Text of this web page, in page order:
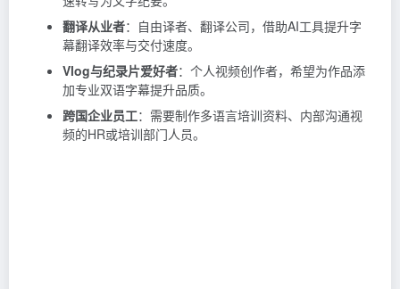
翻译从业者：自由译者、翻译公司，借助AI工具提升字
幕翻译效率与交付速度。
Vlog与纪录片爱好者：个人视频创作者，希望为作品添
加专业双语字幕提升品质。
跨国企业员工：需要制作多语言培训资料、内部沟通视
频的HR或培训部门人员。